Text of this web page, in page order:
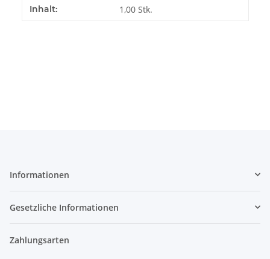
Inhalt: 1,00 Stk.
Informationen
Gesetzliche Informationen
Zahlungsarten